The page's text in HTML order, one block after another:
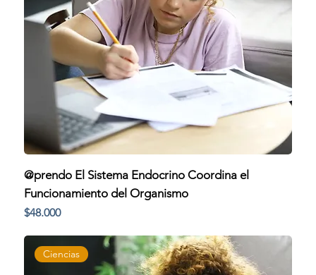
@prendo El Sistema Endocrino Coordina el
Funcionamiento del Organismo
Precio
$48.000
Ciencias